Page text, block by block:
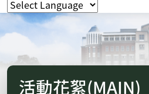
活動花絮(MAIN)